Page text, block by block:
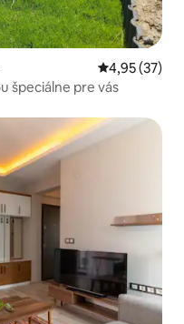
Priemerné
4,95 (37)
špeciálne pre vás